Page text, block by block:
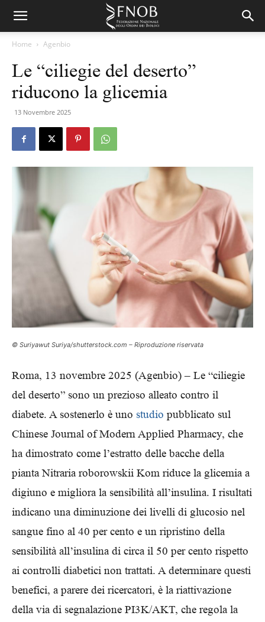
Home Agenbio
Le “ciliegie del deserto”
riducono la glicemia
13 Novembre 2025
© Suriyawut Suriya/shutterstock.com – Riproduzione riservata
Roma, 13 novembre 2025 (Agenbio) – Le “ciliegie
del deserto” sono un prezioso alleato contro il
diabete. A sostenerlo è uno studio pubblicato sul
Chinese Journal of Modern Applied Pharmacy, che
ha dimostrato come l’estratto delle bacche della
pianta Nitraria roborowskii Kom riduce la glicemia a
digiuno e migliora la sensibilità all’insulina. I risultati
indicano una diminuzione dei livelli di glucosio nel
sangue fino al 40 per cento e un ripristino della
sensibilità all’insulina di circa il 50 per cento rispetto
ai controlli diabetici non trattati. A determinare questi
benefici, a parere dei ricercatori, è la riattivazione
della via di segnalazione PI3K/AKT, che regola la